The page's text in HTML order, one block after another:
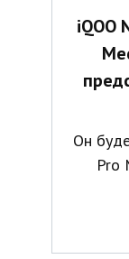
iQOO
Он
Pro